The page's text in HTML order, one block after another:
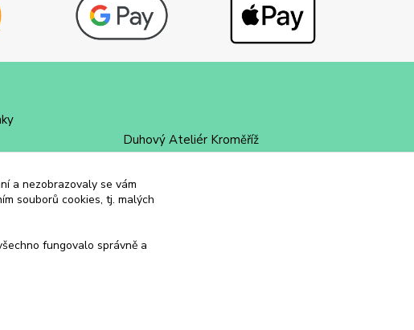
Duhový Ateliér Kroměříž
+420 734 258 002
a nezobrazovaly se vám
souborů cookies, tj. malých
fungovalo správně a